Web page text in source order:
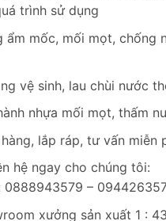
trình sử dụng
ẩm mốc, mối mọt, chống
vệ sinh, lau chùi nước
nhựa mối mọt, thấm
hàng, lắp ráp, tư vấn miễn
hệ ngay cho chúng tôi:
0888943579 –
xưởng sản xuất 1 :